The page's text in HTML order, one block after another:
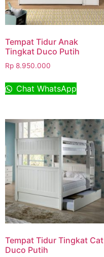
Tempat Tidur Anak
Tingkat Duco Putih
Rp 8.950.000
Chat WhatsApp
Tempat Tidur Tingkat Cat
Duco Putih